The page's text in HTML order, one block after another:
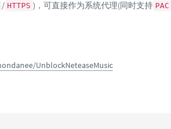
/ HTTPS )，可直接作为系统代理(同时支持 PAC
UnblockNeteaseMusic